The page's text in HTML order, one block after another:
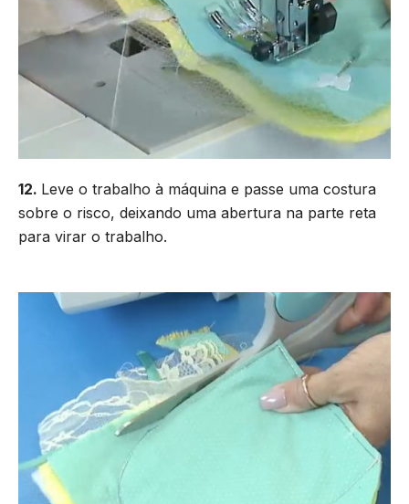
12. Leve o trabalho à máquina e passe uma costura
sobre o risco, deixando uma abertura na parte reta
para virar o trabalho.